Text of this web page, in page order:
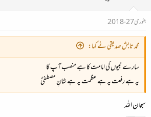
شانِ آقائی تو دیکھیں سرورِ
رہتی دنیا کے ہیں آقا خادمانِ
بے مثیل و منفرد اپنی صفات و
جنوری 27، 2018
محمد تابش صدیقی نے کہا:
سارے نبیوں کی امامت کا ہے منصب آپ کا
یہ ہے رفعت یہ ہے عظمت یہ ہے شانِ مصطفیٰؐ
سبحان اللہ